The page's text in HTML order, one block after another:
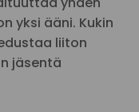
yksi ääni. Kukin
liiton
jäsentä